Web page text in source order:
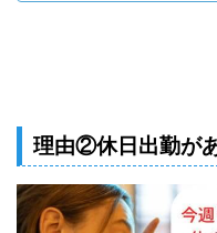
理由②休日出勤が